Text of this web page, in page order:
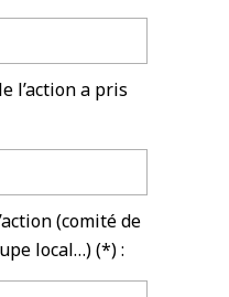
l’action a pris
(comité de
local…) (*) :